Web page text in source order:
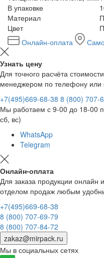
В упаковке
Материал
Цвет
Онлайн-оплата
Узнать цену
Для точного расчёта
менеджером по телефону или
+7(495)669-68-38 8 (800) 707-
Мы работаем с 9-00 до 18-00
сб, вс)
WhatsApp
Telegram
Онлайн-оплата
Для заказа продукции онлайн
отделом продаж любым
+7(495)669-68-38
8 (800) 707-69-79
8 (800) 707-84-72
zakaz@mirpack.ru
Мы в социальных сетях